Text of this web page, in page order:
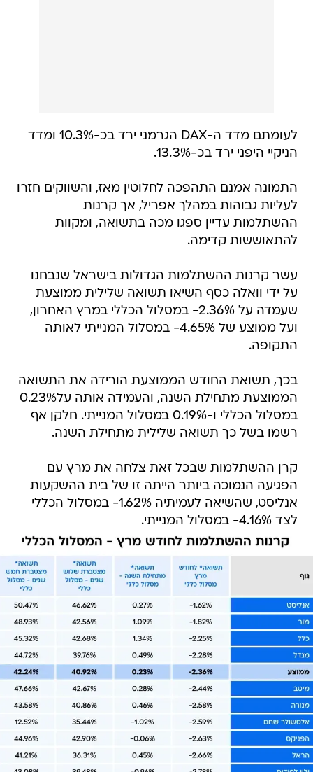
לעומתם מדד ה-DAX הגרמני ירד בכ-10.3% ומדד
הניקיי היפני ירד בכ-13.3%.
התמונה אמנם התהפכה לחלוטין מאז, והשווקים חזרו
לעליות גבוהות במהלך אפריל, אך קרנות
ההשתלמות עדיין ספגו מכה בתשואה, ומקוות
להתאוששות קדימה.
עשר קרנות ההשתלמות הגדולות בישראל שנבחנו
על ידי וואלה כסף השיאו תשואה שלילית ממוצעת
שעמדה על 2.36%- במסלול הכללי במרץ האחרון,
ועל ממוצע של 4.65%- במסלול המנייתי לאותה
התקופה.
בכך, תשואת החודש הממוצעת הורידה את התשואה
הממוצעת מתחילת השנה, והעמידה אותה על0.23%
במסלול הכללי ו-0.19% במסלול המנייתי. חלקן אף
רשמו בשל כך תשואה שלילית מתחילת השנה.
קרן ההשתלמות שבכל זאת צלחה את מרץ עם
הפגיעה הנמוכה ביותר הייתה זו של בית ההשקעות
אנליסט, שהשיאה לעמיתיה 1.62%- במסלול הכללי
לצד 4.16%- במסלול המנייתי.